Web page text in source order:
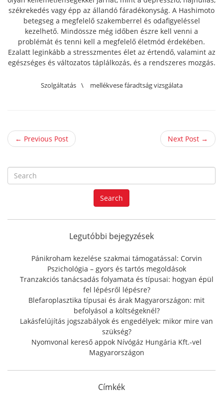
székrekedés vagy épp az állandó fáradékonyság. A Hashimoto
betegseg a megfelelő szakemberrel és odafigyeléssel
kezelhető. Mindössze még időben észre kell venni a
problémát és tenni kell a megfelelő életmód érdekében.
Ezalatt leginkább a stresszmentes élet az értendő, valamint az
egészséges és változatos táplálkozás, és a rendszeres mozgás.
Szolgáltatás \ mellékvese fáradtság vizsgálata
← Previous Post Next Post →
e
a
r
f
r
:
Search
Legutóbbi bejegyzések
Pánikroham kezelése szakmai támogatással: Corvin
Pszichológia – gyors és tartós megoldások
Tranzakciós tanácsadás folyamata és típusai: hogyan épül
fel lépésről lépésre?
Blefaroplasztika típusai és árak Magyarországon: mit
befolyásol a költségeknél?
Lakásfelújítás jogszabályok és engedélyek: mikor mire van
szükség?
Nyomvonal kereső appok Nívógáz Hungária Kft.-vel
Magyarországon
Címkék